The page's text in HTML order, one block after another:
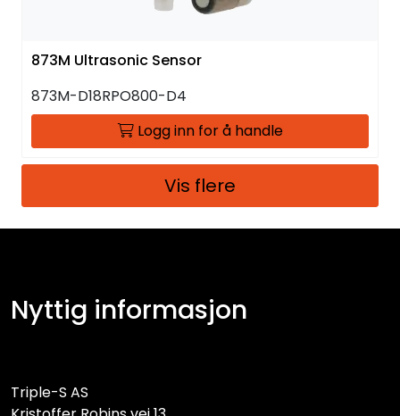
873M Ultrasonic Sensor
873M-D18RPO800-D4
Logg inn for å handle
Vis flere
Nyttig informasjon
Triple-S AS